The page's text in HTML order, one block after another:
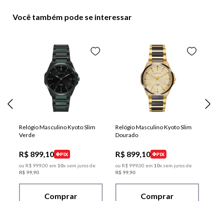
Você também pode se interessar
Relógio Masculino Kyoto Slim
Verde
R$ 899,10
PIX
ou R$ 99900 em 10x sem juros de
R$ 99 90
Comprar
Relógio Masculino Kyoto Slim
Dourado
R$ 899,10
PIX
ou R$ 99900 em 10x sem juros de
R$ 99 90
Comprar